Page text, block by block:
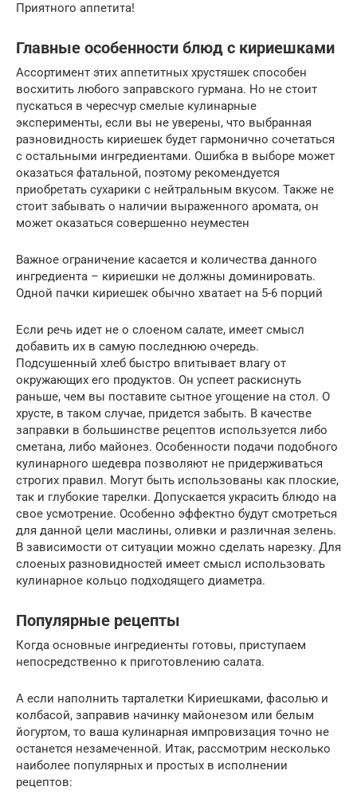
Приятного аппетита!
Главные особенности блюд с кириешками
Ассортимент этих аппетитных хрустяшек способен
восхитить любого заправского гурмана. Но не стоит
пускаться в чересчур смелые кулинарные
эксперименты, если вы не уверены, что выбранная
разновидность кириешек будет гармонично сочетаться
с остальными ингредиентами. Ошибка в выборе может
оказаться фатальной, поэтому рекомендуется
приобретать сухарики с нейтральным вкусом. Также не
стоит забывать о наличии выраженного аромата, он
может оказаться совершенно неуместен
Важное ограничение касается и количества данного
ингредиента – кириешки не должны доминировать.
Одной пачки кириешек обычно хватает на 5-6 порций
Если речь идет не о слоеном салате, имеет смысл
добавить их в самую последнюю очередь.
Подсушенный хлеб быстро впитывает влагу от
окружающих его продуктов. Он успеет раскиснуть
раньше, чем вы поставите сытное угощение на стол. О
хрусте, в таком случае, придется забыть. В качестве
заправки в большинстве рецептов используется либо
сметана, либо майонез. Особенности подачи подобного
кулинарного шедевра позволяют не придерживаться
строгих правил. Могут быть использованы как плоские,
так и глубокие тарелки. Допускается украсить блюдо на
свое усмотрение. Особенно эффектно будут смотреться
для данной цели маслины, оливки и различная зелень.
В зависимости от ситуации можно сделать нарезку. Для
слоеных разновидностей имеет смысл использовать
кулинарное кольцо подходящего диаметра.
Популярные рецепты
Когда основные ингредиенты готовы, приступаем
непосредственно к приготовлению салата.
А если наполнить тарталетки Кириешками, фасолью и
колбасой, заправив начинку майонезом или белым
йогуртом, то ваша кулинарная импровизация точно не
останется незамеченной. Итак, рассмотрим несколько
наиболее популярных и простых в исполнении
рецептов: